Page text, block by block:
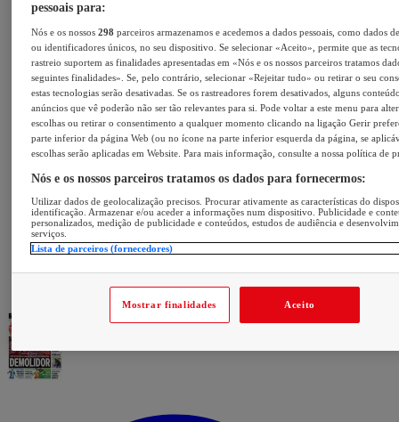
pessoais para:
Nós e os nossos298 parceiros armazenamos e acedemos a dados pessoais, como dados
ou identificadores únicos, no seu dispositivo. Se selecionar «Aceito», permite que as
rastreio suportem as finalidades apresentadas em «Nós e os nossos parceiros tratamos
seguintes finalidades». Se, pelo contrário, selecionar «Rejeitar tudo» ou retirar o seu
estas tecnologias serão desativadas. Se os rastreadores forem desativados, alguns
anúncios que vê poderão não ser tão relevantes para si. Pode voltar a este menu para
escolhas ou retirar o consentimento a qualquer momento clicando na ligação Gerir
parte inferior da página Web (ou no ícone na parte inferior esquerda da página, se
escolhas serão aplicadas em Website. Para mais informação, consulte a nossa política de
Nós e os nossos parceiros tratamos os dados para fornecermos:
Utilizar dados de geolocalização precisos. Procurar ativamente as características do
identificação. Armazenar e/ou aceder a informações num dispositivo. Publicidade e
personalizados, medição de publicidade e conteúdos, estudos de audiência e
serviços.
Lista de parceiros (fornecedores)
Mostrar finalidades Aceito